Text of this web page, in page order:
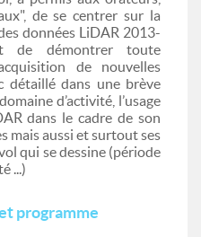
de se centrer sur la
données LiDAR 2013-
de démontrer toute
de nouvelles
détaillé dans une brève
d’activité, l’usage
dans le cadre de son
mais aussi et surtout ses
qui se dessine (période
...)
programme